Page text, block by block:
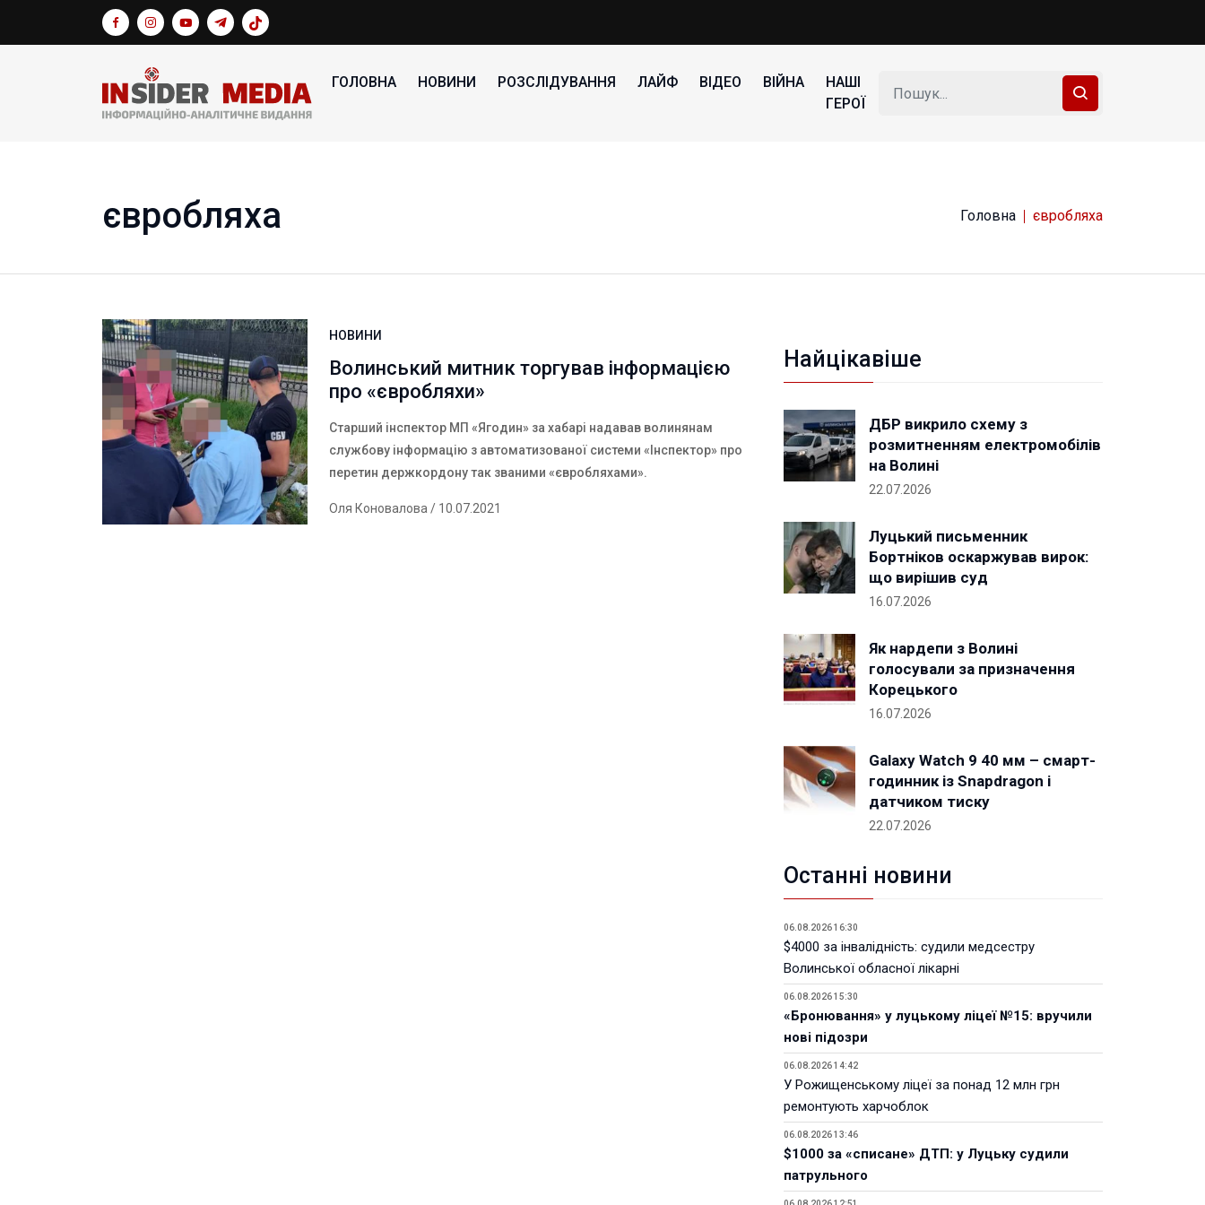
ГОЛОВНА НОВИНИ РОЗСЛІДУВАННЯ ЛАЙФ ВІДЕО ВІЙНА
НАШІ
ГЕРОЇ
євробляха Головна євробляха
НОВИНИ
Волинський митник торгував інформацією
про «євробляхи»
Старший інспектор МП «Ягодин» за хабарі надавав волинянам
службову інформацію з автоматизованої системи «Інспектор» про
перетин держкордону так званими «євробляхами».
Оля Коновалова / 10.07.2021
Найцікавіше
ДБР викрило схему з
розмитненням електромобілів
на Волині
22.07.2026
Луцький письменник
Бортніков оскаржував вирок:
що вирішив суд
16.07.2026
Як нардепи з Волині
голосували за призначення
Корецького
16.07.2026
Galaxy Watch 9 40 мм – смарт-
годинник із Snapdragon і
датчиком тиску
22.07.2026
Останні новини
06.08.2026 16:30
$4000 за інвалідність: судили медсестру
Волинської обласної лікарні
06.08.2026 15:30
«Бронювання» у луцькому ліцеї №15: вручили
нові підозри
06.08.2026 14:42
У Рожищенському ліцеї за понад 12 млн грн
ремонтують харчоблок
06.08.2026 13:46
$1000 за «списане» ДТП: у Луцьку судили
патрульного